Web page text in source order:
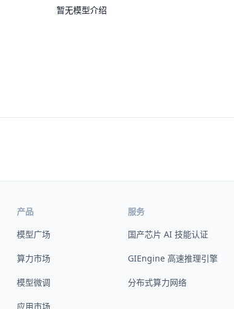
暂无模型介绍
产品
模型广场
算力市场
模型微调
应用市场
服务
国产芯片 AI 技能认证
GIEngine 高速推理引擎
分布式算力网络